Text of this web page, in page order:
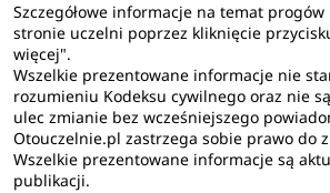
Szczegółowe informacje na temat
stronie uczelni poprzez kliknięcie
więcej".
Wszelkie prezentowane informacje nie
rozumieniu Kodeksu cywilnego oraz nie
ulec zmianie bez wcześniejszego
Otouczelnie.pl zastrzega sobie prawo do
Wszelkie prezentowane informacje są
publikacji.